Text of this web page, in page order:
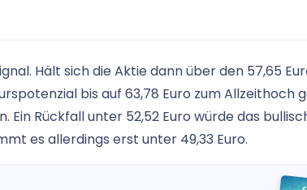
Hält sich die Aktie dann über den 57,65
bis auf 63,78 Euro zum Allzeithoch
Rückfall unter 52,52 Euro würde das
es allerdings erst unter 49,33 Euro.